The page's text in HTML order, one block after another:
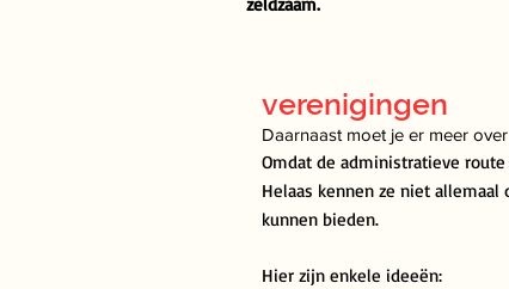
verenigingen
Daarnaast moet je er meer
Omdat de administratieve
Helaas kennen ze niet
kunnen bieden.
Hier zijn enkele ideeën: